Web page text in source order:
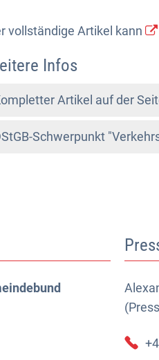
vollständige Artikel kann
Infos
Artikel auf der
Schwerpunkt